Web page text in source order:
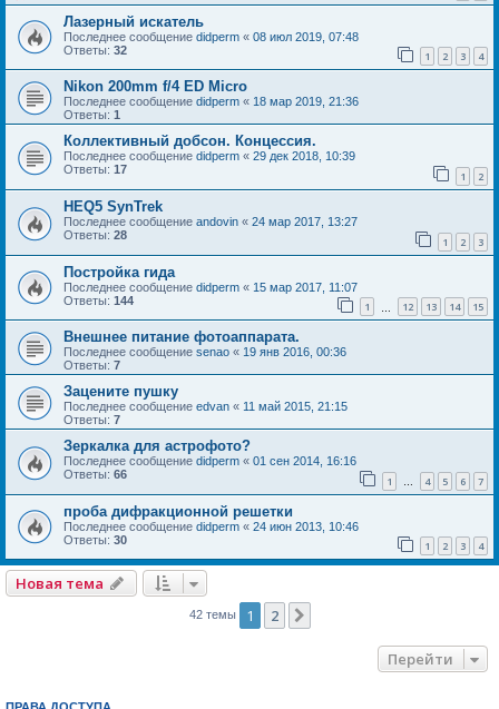
Лазерный искатель
Последнее сообщение didperm « 08 июл 2019, 07:48
Ответы: 32 1 2 3 4
Nikon 200mm f/4 ED Micro
Последнее сообщение didperm « 18 мар 2019, 21:36
Ответы: 1
Коллективный добсон. Концессия.
Последнее сообщение didperm « 29 дек 2018, 10:39
Ответы: 17 1 2
HEQ5 SynTrek
Последнее сообщение andovin « 24 мар 2017, 13:27
Ответы: 28 1 2 3
Постройка гида
Последнее сообщение didperm « 15 мар 2017, 11:07
Ответы: 144 1 12 13 14 15
Внешнее питание фотоаппарата.
Последнее сообщение senao « 19 янв 2016, 00:36
Ответы: 7
Зацените пушку
Последнее сообщение edvan « 11 май 2015, 21:15
Ответы: 7
Зеркалка для астрофото?
Последнее сообщение didperm « 01 сен 2014, 16:16
Ответы: 66 1 … 4 5 6 7
проба дифракционной решетки
Последнее сообщение didperm « 24 июн 2013, 10:46
Ответы: 30 1 2 3 4
Новая тема
42 темы 1 2
Перейти